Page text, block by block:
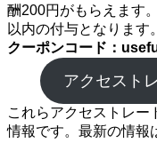
酬200円がもらえます
以内の付与となります。
クーポンコード：
アクセスト
これらアクセストレー
情報です。最新の情報